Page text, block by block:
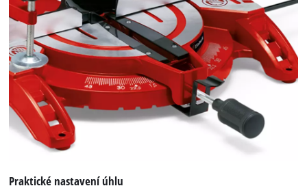
Praktické nastavení úhlu